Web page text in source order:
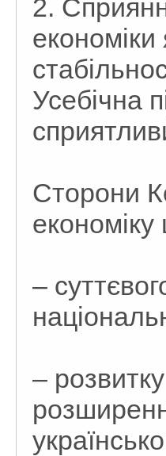
2.
Усебічна
Сторони
–
–